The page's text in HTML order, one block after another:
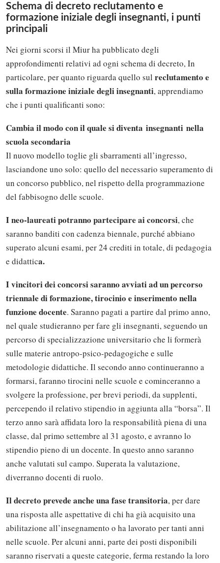
Schema di decreto reclutamento e
formazione iniziale degli insegnanti, i punti
principali
Nei giorni scorsi il Miur ha pubblicato degli
approfondimenti relativi ad ogni schema di decreto, In
particolare, per quanto riguarda quello sul reclutamento e
sulla formazione iniziale degli insegnanti, apprendiamo
che i punti qualificanti sono:
Cambia il modo con il quale si diventa insegnanti nella
scuola secondaria
Il nuovo modello toglie gli sbarramenti all’ingresso,
lasciandone uno solo: quello del necessario superamento di
un concorso pubblico, nel rispetto della programmazione
del fabbisogno delle scuole.
I neo-laureati potranno partecipare ai concorsi, che
saranno banditi con cadenza biennale, purché abbiano
superato alcuni esami, per 24 crediti in totale, di pedagogia
e didattica.
I vincitori dei concorsi saranno avviati ad un percorso
triennale di formazione, tirocinio e inserimento nella
funzione docente. Saranno pagati a partire dal primo anno,
nel quale studieranno per fare gli insegnanti, seguendo un
percorso di specializzazione universitario che li formerà
sulle materie antropo-psico-pedagogiche e sulle
metodologie didattiche. Il secondo anno continueranno a
formarsi, faranno tirocini nelle scuole e cominceranno a
svolgere la professione, per brevi periodi, da supplenti,
percependo il relativo stipendio in aggiunta alla “borsa”. Il
terzo anno sarà affidata loro la responsabilità piena di una
classe, dal primo settembre al 31 agosto, e avranno lo
stipendio pieno di un docente. In questo anno saranno
anche valutati sul campo. Superata la valutazione,
diverranno docenti di ruolo.
Il decreto prevede anche una fase transitoria, per dare
una risposta alle aspettative di chi ha già acquisito una
abilitazione all’insegnamento o ha lavorato per tanti anni
nelle scuole. Per alcuni anni, parte dei posti disponibili
saranno riservati a queste categorie, ferma restando la loro